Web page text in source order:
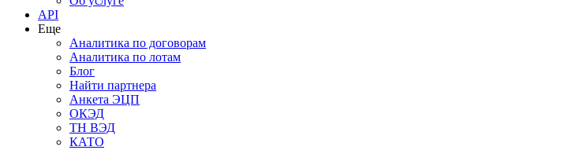
API
Еще
Аналитика по договорам
Аналитика по лотам
Блог
Найти партнера
Анкета ЭЦП
ОКЭД
ТН ВЭД
КАТО